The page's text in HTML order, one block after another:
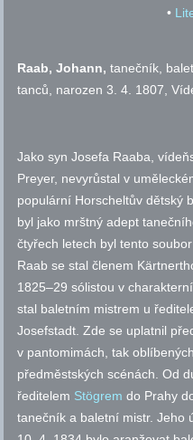
•
Raab, Johann, tanečník,
tanců, narozen 3. 4. 1807,
Jako syn Josefa Raaba,
Preyer, nevyrůstal v
populární Horscheltův dětský
byl jako mrštný adept
čtyřech letech byl tento
Raab se stal členem
1825–29 sólistou v
stal baletním mistrem u
Josefstadt. Zde se uplatnil
v pantomimách, tak
předměstských scénách. Od
ředitelem Stögrem do Prahy
tanečník a baletní mistr. Jeho